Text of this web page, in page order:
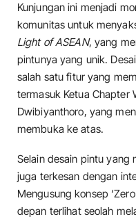
Kunjungan ini menjadi
komunitas untuk
Light of ASEAN, yang
pintunya yang unik.
salah satu fitur yang
termasuk Ketua Chapter
Dwibiyanthoro, yang
membuka ke atas.
Selain desain pintu yang
juga terkesan dengan
Mengusung konsep
depan terlihat seolah